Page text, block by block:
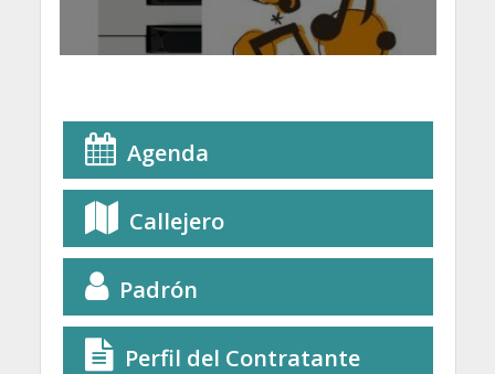
Agenda
Callejero
Padrón
Perfil del Contratante